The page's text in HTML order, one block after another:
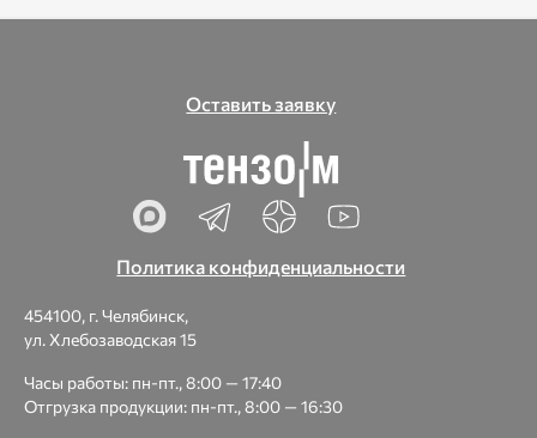
Оставить заявку
Политика конфиденциальности
454100, г. Челябинск,
ул. Хлебозаводская 15
Часы работы: пн-пт., 8:00 — 17:40
Отгрузка продукции: пн-пт., 8:00 — 16:30